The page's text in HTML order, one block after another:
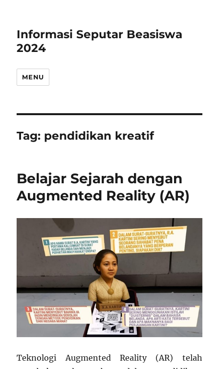
Informasi Seputar Beasiswa
2024
MENU
Tag: pendidikan kreatif
Belajar Sejarah dengan
Augmented Reality (AR)
Teknologi Augmented Reality (AR) telah